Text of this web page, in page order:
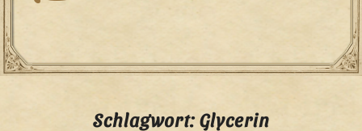
Schlagwort:Glycerin